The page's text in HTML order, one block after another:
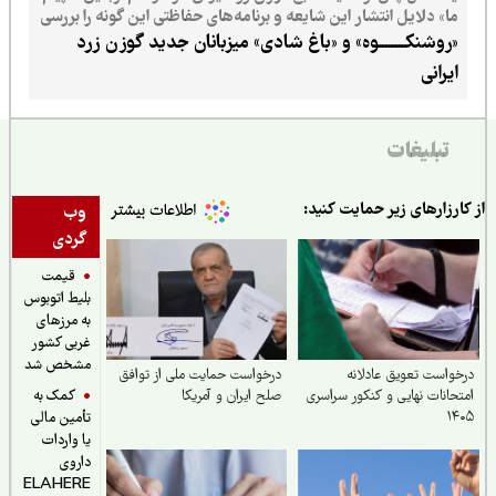
ما» دلایل انتشار این شایعه و برنامه‌های حفاظتی این گونه را بررسی
می‌کند
«روشنکــــــــوه» و «باغ شادی» میزبانان جدید گوزن زرد
ایرانی
تبلیغات
وب
گردی
قیمت
بلیط اتوبوس
به مرزهای
غربی کشور
مشخص شد
کمک به
تأمین مالی
یا واردات
داروی
ELAHERE
زیر حمایت کنید:
تعویق عادلانه
نهایی و کنکور سراسری
درخواست حمایت ملی از توافق
صلح ایران و آمریکا